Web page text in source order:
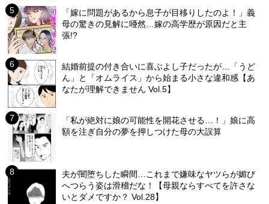
「嫁に問題があるから息子が目移りしたのよ！」義
母の驚きの見解に唖然…嫁の高学歴が原因だと主
張!?
結婚前提の付き合いに喜ぶよし子だったが…「うど
ん」と「オムライス」から始まる小さな違和感【あ
なたが理解できません Vol.5】
「私が絶対に娘の可能性を開花させる…！」娘に高
額を注ぎ自分の夢を押しつけた母の大誤算
夫が闇堕ちした瞬間…これまで嫌味なヤツらが媚び
へつらう姿は滑稽だな！【母親ならすべてを許さな
いとダメですか？ Vol.28】